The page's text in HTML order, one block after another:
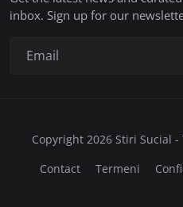
inbox. Sign up for our
Copyright 2026 Stiri Sucial
Contact
Termeni